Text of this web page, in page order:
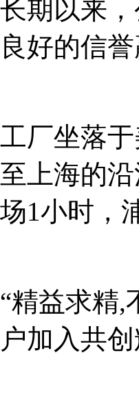
长期以来
良好的信
工厂坐落
至上海的
场1小时，
“精益求精,
户加入共创